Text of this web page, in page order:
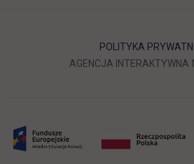
POLITYKA
AGENCJA INTERAKTYWNA